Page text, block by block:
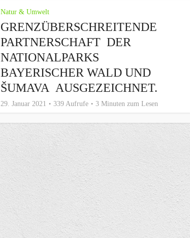
Natur & Umwelt
GRENZÜBERSCHREITENDE
PARTNERSCHAFT DER
NATIONALPARKS
BAYERISCHER WALD UND
ŠUMAVA AUSGEZEICHNET.
29. Januar 2021 339 Aufrufe 3 Minuten zum Lesen